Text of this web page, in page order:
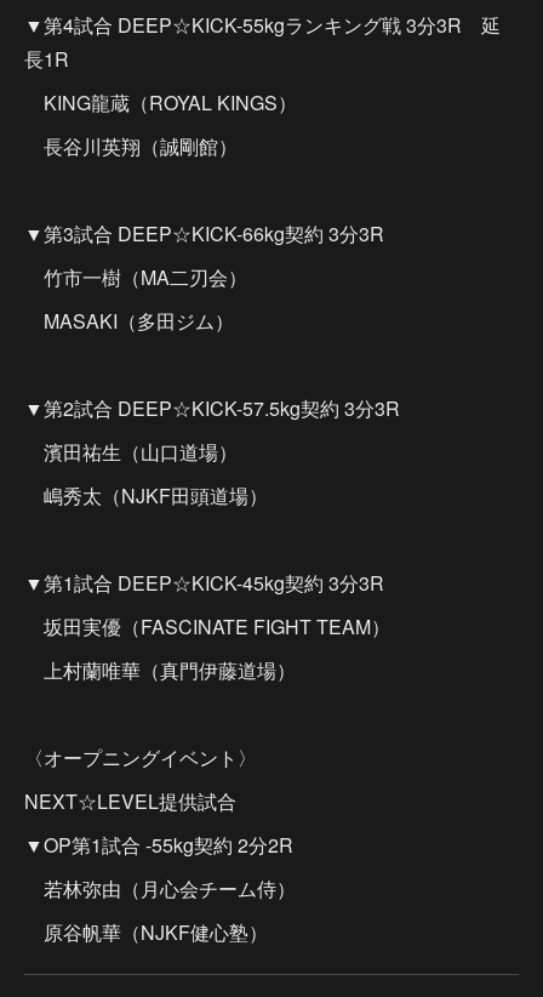
▼第4試合 DEEP☆KICK-55kgランキング戦 3分3R 延
長1R
KING龍蔵（ROYAL KINGS）
長谷川英翔（誠剛館）
▼第3試合 DEEP☆KICK-66kg契約 3分3R
竹市一樹（MA二刃会）
MASAKI（多田ジム）
▼第2試合 DEEP☆KICK-57.5kg契約 3分3R
濱田祐生（山口道場）
嶋秀太（NJKF田頭道場）
▼第1試合 DEEP☆KICK-45kg契約 3分3R
坂田実優（FASCINATE FIGHT TEAM）
上村蘭唯華（真門伊藤道場）
〈オープニングイベント〉
NEXT☆LEVEL提供試合
▼OP第1試合 -55kg契約 2分2R
若林弥由（月心会チーム侍）
原谷帆華（NJKF健心塾）